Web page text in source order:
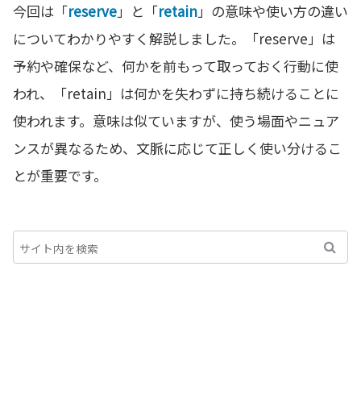
今回は「reserve」と「retain」の意味や使い方の違い
についてわかりやすく解説しました。「reserve」は
予約や確保など、何かを前もって取っておく行動に使
われ、「retain」は何かを失わずに持ち続けることに
使われます。意味は似ていますが、使う場面やニュア
ンスが異なるため、文脈に応じて正しく使い分けるこ
とが重要です。